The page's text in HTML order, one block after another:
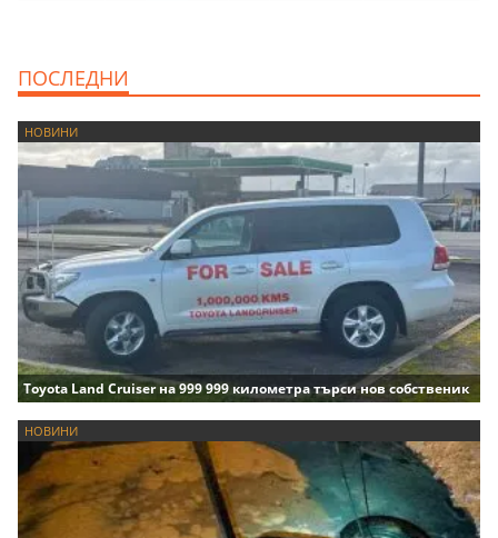
ПОСЛЕДНИ
НОВИНИ
Toyota Land Cruiser на 999 999 километра търси нов собственик
НОВИНИ